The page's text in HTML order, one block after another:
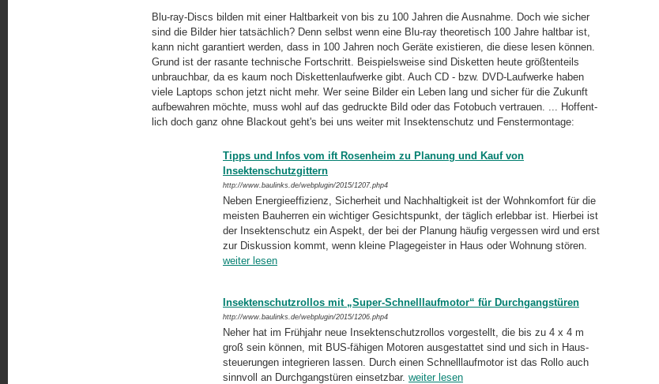
Blu-ray-Discs bilden mit einer Haltbarkeit von bis zu 100 Jahren die Ausnahme. Doch wie sicher
sind die Bilder hier tatsächlich? Denn selbst wenn eine Blu-ray theoretisch 100 Jahre haltbar ist,
kann nicht garantiert werden, dass in 100 Jahren noch Geräte existieren, die diese lesen können.
Grund ist der rasante technische Fortschritt. Bei­spielsweise sind Disketten heute größtenteils
unbrauchbar, da es kaum noch Disket­ten­laufwerke gibt. Auch CD - bzw. DVD-Laufwerke haben
viele Laptops schon jetzt nicht mehr. Wer seine Bilder ein Leben lang und sicher für die Zukunft
aufbewahren möchte, muss wohl auf das gedruckte Bild oder das Fotobuch vertrauen. ... Hof­fent­
lich doch ganz ohne Blackout geht's bei uns weiter mit Insektenschutz und Fenster­montage:
Tipps und Infos vom ift Rosenheim zu Planung und Kauf von
Insektenschutzgittern
http://www.baulinks.de/webplugin/2015/1207.php4
Neben Energieeffizienz, Sicherheit und Nachhaltigkeit ist der Wohn­kom­fort für die
meisten Bauherren ein wichtiger Gesichtspunkt, der täglich erlebbar ist. Hierbei ist
der Insektenschutz ein Aspekt, der bei der Pla­nung häufig vergessen wird und erst
zur Diskussion kommt, wenn kleine Plagegeister in Haus oder Wohnung stören.
weiter lesen
Insektenschutzrollos mit „Super-Schnelllaufmotor“ für Durchgangstüren
http://www.baulinks.de/webplugin/2015/1206.php4
Neher hat im Frühjahr neue Insektenschutzrollos vorgestellt, die bis zu 4 x 4 m
groß sein können, mit BUS-fähigen Motoren ausgestattet sind und sich in Haus­
steuerungen integrieren lassen. Durch einen Schnell­laufmotor ist das Rollo auch
sinn­voll an Durchgangstüren einsetzbar. weiter lesen